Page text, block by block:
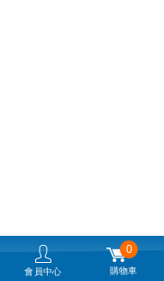
會員中心
0
購物車